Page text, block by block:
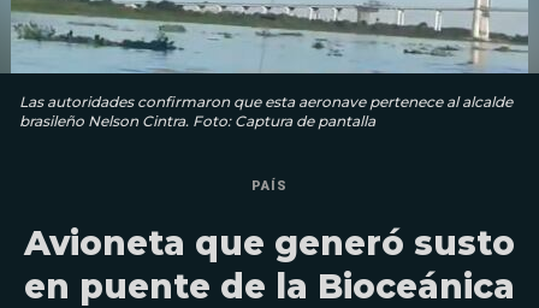
Las autoridades confirmaron que esta aeronave pertenece al alcalde
brasileño Nelson Cintra. Foto: Captura de pantalla
PAÍS
Avioneta que generó susto
en puente de la Bioceánica